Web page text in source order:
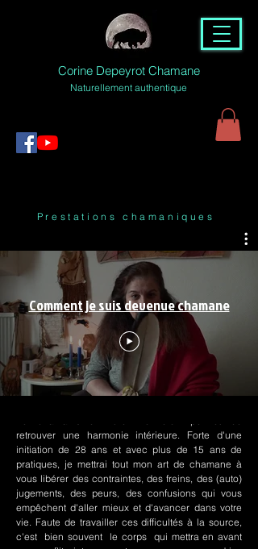
Corine Depeyrot Chamane
Naturellement authentique
Prestations chamaniques
Comment je suis devenue chamane
retrouver une harmonie intérieure. Forte d'une
initiation de 28 ans et avec plus de 15 ans de
pratiques, je mettrai tout mon art de chamane à
vous libérer des contraintes, des freins, des (auto)
jugements, des peurs, des confusions qui vous
empêchent d'aller mieux et d'avancer dans votre
vie. Faute de travailler ces difficultés à la source,
c'est bien souvent le corps qui mettra en avant